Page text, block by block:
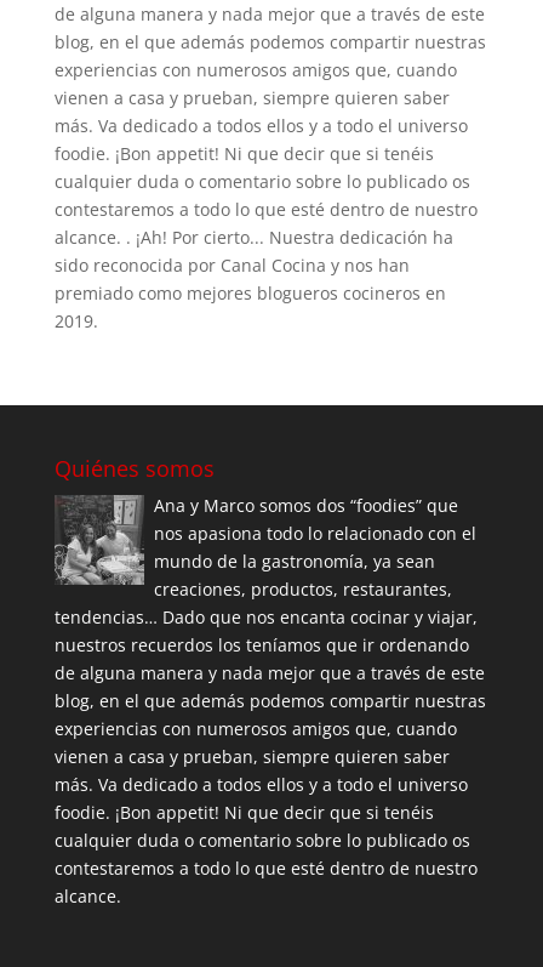
de alguna manera y nada mejor que a través de este
blog, en el que además podemos compartir nuestras
experiencias con numerosos amigos que, cuando
vienen a casa y prueban, siempre quieren saber
más. Va dedicado a todos ellos y a todo el universo
foodie. ¡Bon appetit! Ni que decir que si tenéis
cualquier duda o comentario sobre lo publicado os
contestaremos a todo lo que esté dentro de nuestro
alcance. . ¡Ah! Por cierto... Nuestra dedicación ha
sido reconocida por Canal Cocina y nos han
premiado como mejores blogueros cocineros en
2019.
Quiénes somos
Ana y Marco somos dos “foodies” que
nos apasiona todo lo relacionado con el
mundo de la gastronomía, ya sean
creaciones, productos, restaurantes,
tendencias… Dado que nos encanta cocinar y viajar,
nuestros recuerdos los teníamos que ir ordenando
de alguna manera y nada mejor que a través de este
blog, en el que además podemos compartir nuestras
experiencias con numerosos amigos que, cuando
vienen a casa y prueban, siempre quieren saber
más. Va dedicado a todos ellos y a todo el universo
foodie. ¡Bon appetit! Ni que decir que si tenéis
cualquier duda o comentario sobre lo publicado os
contestaremos a todo lo que esté dentro de nuestro
alcance.